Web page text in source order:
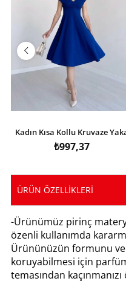
Kadın Kısa Kollu Kruvaze
Eteği Volanlı Krep Elbise
₺997,37
ÜRÜN ÖZELLIKLERI
-Ürünümüz pirinç
özenli kullanımda
Ürününüzün formunu
koruyabilmesi için
temasından